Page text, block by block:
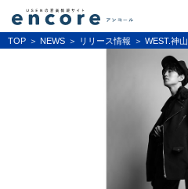
TOP NEWS リリース情報 WEST.神